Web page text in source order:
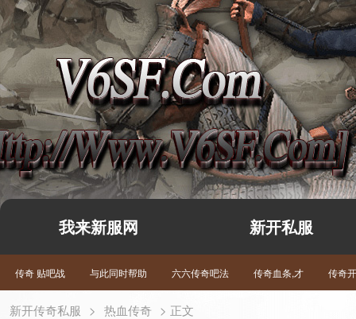
我来新服网 新开私服
传奇 贴吧战 与此同时帮助 六六传奇吧法 传奇血条,才 传奇
新开传奇私服 > 热血传奇 > 正文